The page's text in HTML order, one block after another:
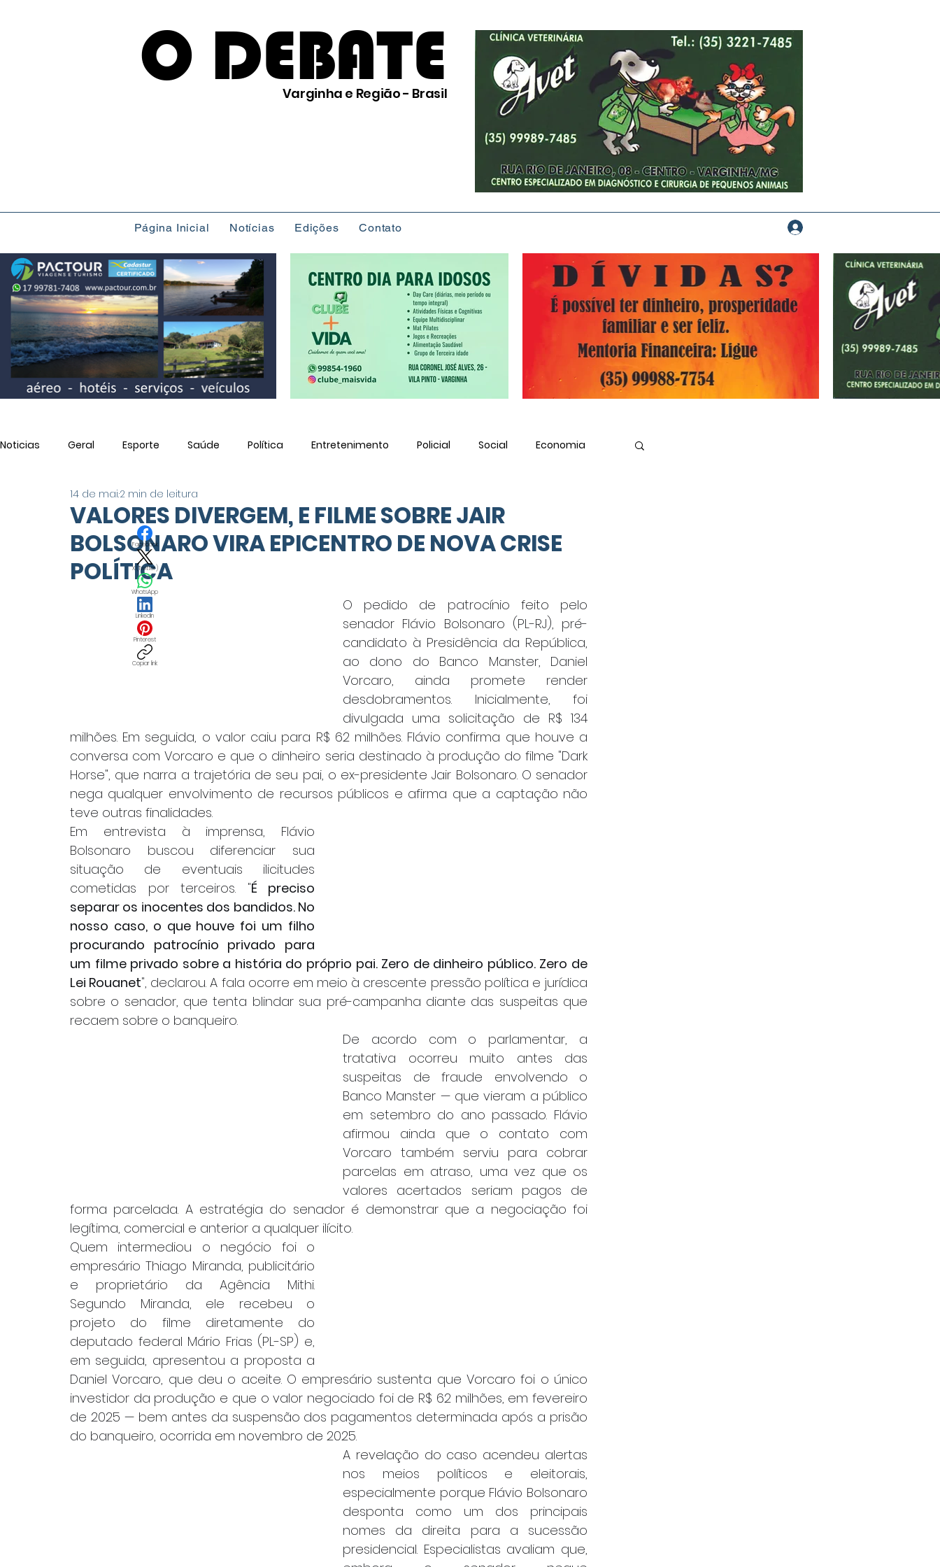
O DEBATE
Varginha e Região - Brasil
Página Inicial Notícias Edições Contato
Noticias Geral Esporte Saúde Política Entretenimento Policial Social Economia
Utilidade Pública
VALORES DIVERGEM, E FILME SOBRE JAIR
BOLSONARO VIRA EPICENTRO DE NOVA CRISE
POLÍTICA
14 de mai.2 min de leitura
O pedido de patrocínio feito pelo
senador Flávio Bolsonaro (PL-RJ), pré-
candidato à Presidência da República,
ao dono do Banco Manster, Daniel
Vorcaro, ainda promete render
desdobramentos. Inicialmente, foi
divulgada uma solicitação de R$ 134
milhões. Em seguida, o valor caiu para R$ 62 milhões. Flávio confirma que houve a
conversa com Vorcaro e que o dinheiro seria destinado à produção do filme "Dark
Horse", que narra a trajetória de seu pai, o ex-presidente Jair Bolsonaro. O senador
nega qualquer envolvimento de recursos públicos e afirma que a captação não
teve outras finalidades.
Em entrevista à imprensa, Flávio
Bolsonaro buscou diferenciar sua
situação de eventuais ilicitudes
cometidas por terceiros. "É preciso
separar os inocentes dos bandidos. No
nosso caso, o que houve foi um filho
procurando patrocínio privado para
um filme privado sobre a história do próprio pai. Zero de dinheiro público. Zero de
Lei Rouanet", declarou. A fala ocorre em meio à crescente pressão política e jurídica
sobre o senador, que tenta blindar sua pré-campanha diante das suspeitas que
recaem sobre o banqueiro.
De acordo com o parlamentar, a
tratativa ocorreu muito antes das
suspeitas de fraude envolvendo o
Banco Manster — que vieram a público
em setembro do ano passado. Flávio
afirmou ainda que o contato com
Vorcaro também serviu para cobrar
parcelas em atraso, uma vez que os
valores acertados seriam pagos de
forma parcelada. A estratégia do senador é demonstrar que a negociação foi
legítima, comercial e anterior a qualquer ilícito.
Quem intermediou o negócio foi o
empresário Thiago Miranda, publicitário
e proprietário da Agência Mithi.
Segundo Miranda, ele recebeu o
projeto do filme diretamente do
deputado federal Mário Frias (PL-SP) e,
em seguida, apresentou a proposta a
Daniel Vorcaro, que deu o aceite. O empresário sustenta que Vorcaro foi o único
investidor da produção e que o valor negociado foi de R$ 62 milhões, em fevereiro
de 2025 — bem antes da suspensão dos pagamentos determinada após a prisão
do banqueiro, ocorrida em novembro de 2025.
A revelação do caso acendeu alertas
nos meios políticos e eleitorais,
especialmente porque Flávio Bolsonaro
desponta como um dos principais
nomes da direita para a sucessão
presidencial. Especialistas avaliam que,
Facebook
X (Twitter)
WhatsApp
LinkedIn
Pinterest
Copiar link